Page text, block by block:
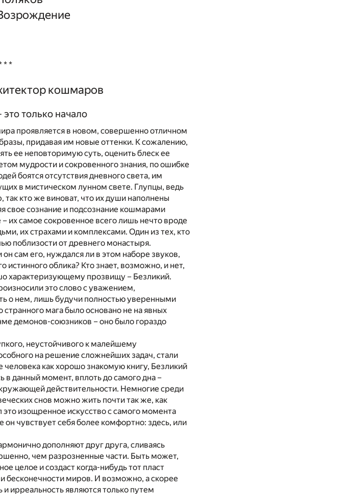
* *
кошмаров
это только начало
проявляется в новом, совершенно отличном
придавая им новые оттенки. К сожалению,
ее неповторимую суть, оценить блеск ее
мудрости и сокровенного знания, по ошибке
боятся отсутствия дневного света, им
в мистическом лунном свете. Глупцы, ведь
кто же виноват, что их души наполнены
сознание и подсознание кошмарами
их самое сокровенное всего лишь нечто вроде
их страхами и комплексами. Один из тех, кто
поблизости от древнего монастыря.
сам его, нуждался ли в этом наборе звуков,
облика? Кто знает, возможно, и нет,
характеризующему прозвищу – Безликий.
это слово с уважением,
о нем, лишь будучи полностью уверенными
мага было основано не на явных
демонов-союзников – оно было гораздо
неустойчивого к малейшему
на решение сложнейших задач, стали
как хорошо знакомую книгу, Безликий
в данный момент, вплоть до самого дна –
действительности. Немногие среди
снов можно жить почти так же, как
изощренное искусство с самого момента
он чувствует себя более комфортно: здесь, или
дополняют друг друга, сливаясь
чем разрозненные части. Быть может,
целое и создаст когда-нибудь тот пласт
бесконечности миров. И возможно, а скорее
ирреальность являются только путем